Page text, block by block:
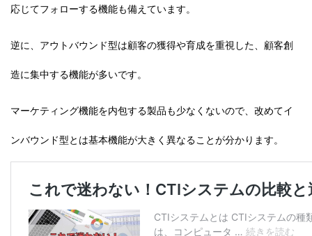
応じてフォローする機能も備えています。
逆に、アウトバウンド型は顧客の獲得や育成を重視した、顧客創
造に集中する機能が多いです。
マーケティング機能を内包する製品も少なくないので、改めてイ
ンバウンド型とは基本機能が大きく異なることが分かります。